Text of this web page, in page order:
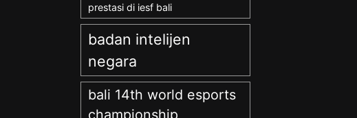
prestasi di iesf bali
badan intelijen
negara
bali 14th world esports